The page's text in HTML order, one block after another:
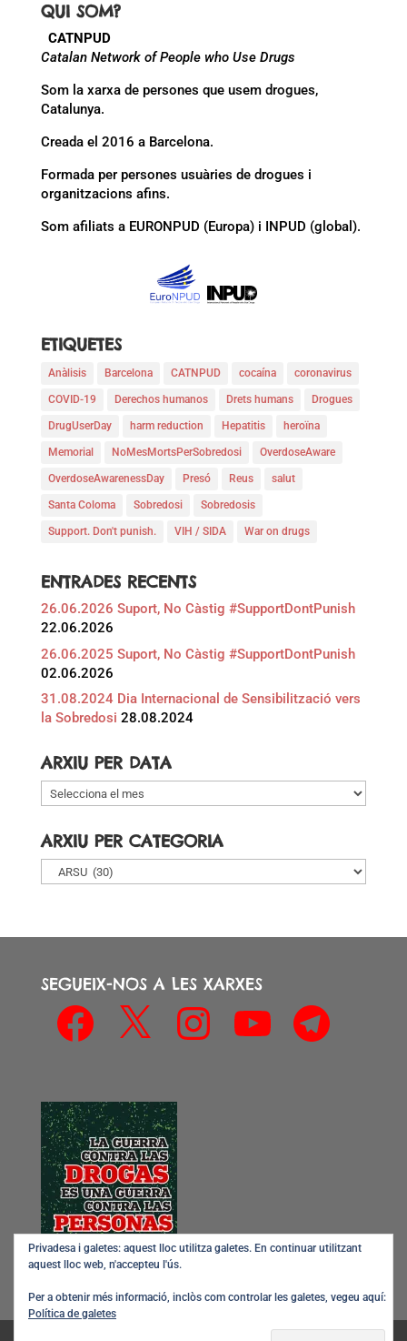
QUI SOM?
CATNPUD
Catalan Network of People who Use Drugs
Som la xarxa de persones que usem drogues,
Catalunya.
Creada el 2016 a Barcelona.
Formada per persones usuàries de drogues i
organitzacions afins.
Som afiliats a EURONPUD (Europa) i INPUD (global).
ETIQUETES
Anàlisis Barcelona CATNPUD cocaína coronavirus
COVID-19 Derechos humanos Drets humans Drogues
DrugUserDay harm reduction Hepatitis heroïna
Memorial NoMesMortsPerSobredosi OverdoseAware
OverdoseAwarenessDay Presó Reus salut
Santa Coloma Sobredosi Sobredosis
Support. Don't punish. VIH / SIDA War on drugs
ENTRADES RECENTS
26.06.2026 Suport, No Càstig #SupportDontPunish
22.06.2026
26.06.2025 Suport, No Càstig #SupportDontPunish
02.06.2026
31.08.2024 Dia Internacional de Sensibilització vers
la Sobredosi 28.08.2024
ARXIU PER DATA
Arxiu
per
ARXIU PER CATEGORIA
Arxiu
per
SEGUEIX-NOS A LES XARXES
Facebook Instagram Telegram
Privadesa i galetes: aquest lloc utilitza galetes. En continuar utilitzant
aquest lloc web, n'accepteu l'ús.
Per a obtenir més informació, inclòs com controlar les galetes, vegeu aquí:
Política de galetes